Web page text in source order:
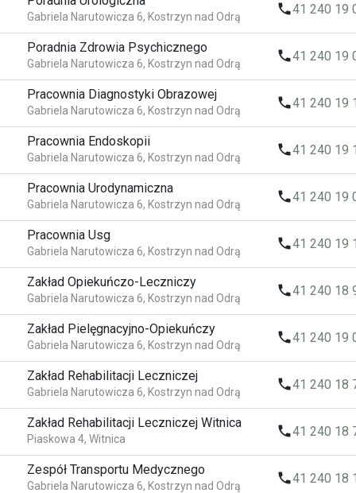
Gabriela Narutowicza 6, Kostrzyn nad Odrą local_phone41 240 19
Poradnia Zdrowia Psychicznego
Gabriela Narutowicza 6, Kostrzyn nad Odrą local_phone41 240 19
Pracownia Diagnostyki Obrazowej
Gabriela Narutowicza 6, Kostrzyn nad Odrą local_phone41 240 19
Pracownia Endoskopii
Gabriela Narutowicza 6, Kostrzyn nad Odrą local_phone41 240 19
Pracownia Urodynamiczna
Gabriela Narutowicza 6, Kostrzyn nad Odrą local_phone41 240 19
Pracownia Usg
Gabriela Narutowicza 6, Kostrzyn nad Odrą local_phone41 240 19
Zakład Opiekuńczo-Leczniczy
Gabriela Narutowicza 6, Kostrzyn nad Odrą local_phone41 240 18
Zakład Pielęgnacyjno-Opiekuńczy
Gabriela Narutowicza 6, Kostrzyn nad Odrą local_phone41 240 19
Zakład Rehabilitacji Leczniczej
Gabriela Narutowicza 6, Kostrzyn nad Odrą local_phone41 240 18
Zakład Rehabilitacji Leczniczej Witnica
Piaskowa 4, Witnica local_phone41 240 18
Zespół Transportu Medycznego
Gabriela Narutowicza 6, Kostrzyn nad Odrą local_phone41 240 18